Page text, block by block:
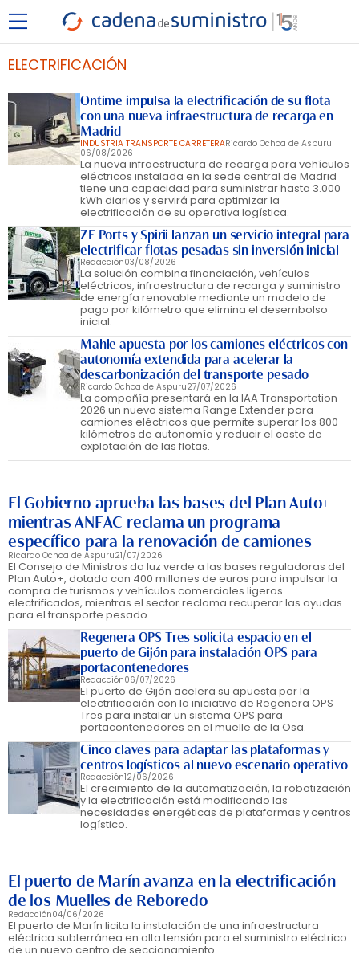
ELECTRIFICACIÓN
Ontime impulsa la electrificación de su flota
con una nueva infraestructura de recarga en
Madrid
INDUSTRIA TRANSPORTE CARRETERARicardo Ochoa de Aspuru
06/08/2026
La nueva infraestructura de recarga para vehículos
eléctricos instalada en la sede central de Madrid
tiene una capacidad para suministrar hasta 3.000
kWh diarios y servirá para optimizar la
electrificación de su operativa logística.
ZE Ports y Spirii lanzan un servicio integral para
electrificar flotas pesadas sin inversión inicial
Redacción03/08/2026
La solución combina financiación, vehículos
eléctricos, infraestructura de recarga y suministro
de energía renovable mediante un modelo de
pago por kilómetro que elimina el desembolso
inicial.
Mahle apuesta por los camiones eléctricos con
autonomía extendida para acelerar la
descarbonización del transporte pesado
Ricardo Ochoa de Aspuru27/07/2026
La compañía presentará en la IAA Transportation
2026 un nuevo sistema Range Extender para
camiones eléctricos que permite superar los 800
kilómetros de autonomía y reducir el coste de
explotación de las flotas.
El Gobierno aprueba las bases del Plan Auto+
mientras ANFAC reclama un programa
específico para la renovación de camiones
Ricardo Ochoa de Aspuru21/07/2026
El Consejo de Ministros da luz verde a las bases reguladoras del
Plan Auto+, dotado con 400 millones de euros para impulsar la
compra de turismos y vehículos comerciales ligeros
electrificados, mientras el sector reclama recuperar las ayudas
para el transporte pesado.
Regenera OPS Tres solicita espacio en el
puerto de Gijón para instalación OPS para
portacontenedores
Redacción06/07/2026
El puerto de Gijón acelera su apuesta por la
electrificación con la iniciativa de Regenera OPS
Tres para instalar un sistema OPS para
portacontenedores en el muelle de la Osa.
Cinco claves para adaptar las plataformas y
centros logísticos al nuevo escenario operativo
Redacción12/06/2026
El crecimiento de la automatización, la robotización
y la electrificación está modificando las
necesidades energéticas de plataformas y centros
logístico.
El puerto de Marín avanza en la electrificación
de los Muelles de Reboredo
Redacción04/06/2026
El puerto de Marín licita la instalación de una infraestructura
eléctrica subterránea en alta tensión para el suministro eléctrico
de un nuevo centro de seccionamiento.